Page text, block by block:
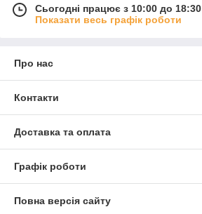
Сьогодні працює з 10:00 до 18:30
Показати весь графік роботи
Про нас
Контакти
Доставка та оплата
Графік роботи
Повна версія сайту